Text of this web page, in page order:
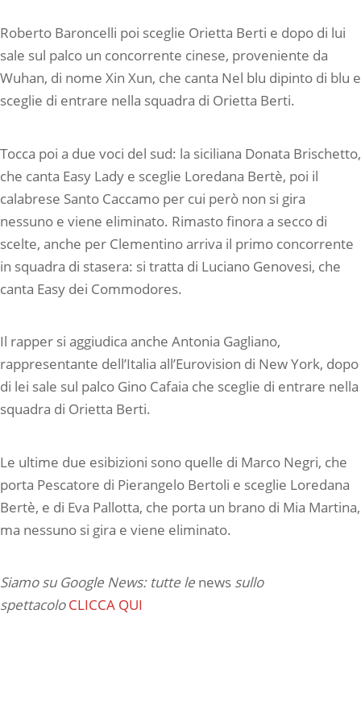
Roberto Baroncelli poi sceglie Orietta Berti e dopo di lui
sale sul palco un concorrente cinese, proveniente da
Wuhan, di nome Xin Xun, che canta Nel blu dipinto di blu e
sceglie di entrare nella squadra di Orietta Berti.
Tocca poi a due voci del sud: la siciliana Donata Brischetto,
che canta Easy Lady e sceglie Loredana Bertè, poi il
calabrese Santo Caccamo per cui però non si gira
nessuno e viene eliminato. Rimasto finora a secco di
scelte, anche per Clementino arriva il primo concorrente
in squadra di stasera: si tratta di Luciano Genovesi, che
canta Easy dei Commodores.
Il rapper si aggiudica anche Antonia Gagliano,
rappresentante dell’Italia all’Eurovision di New York, dopo
di lei sale sul palco Gino Cafaia che sceglie di entrare nella
squadra di Orietta Berti.
Le ultime due esibizioni sono quelle di Marco Negri, che
porta Pescatore di Pierangelo Bertoli e sceglie Loredana
Bertè, e di Eva Pallotta, che porta un brano di Mia Martina,
ma nessuno si gira e viene eliminato.
Siamo su Google News: tutte le news sullo
spettacoloCLICCA QUI